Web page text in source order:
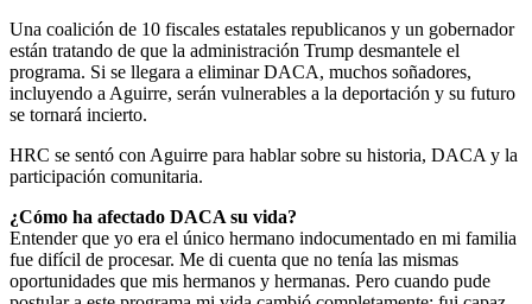
Una coalición de 10 fiscales estatales republicanos y un gobernador
están tratando de que la administración Trump desmantele el
programa. Si se llegara a eliminar DACA, muchos soñadores,
incluyendo a Aguirre, serán vulnerables a la deportación y su futuro
se tornará incierto.
HRC se sentó con Aguirre para hablar sobre su historia, DACA y la
participación comunitaria.
¿Cómo ha afectado DACA su vida?
Entender que yo era el único hermano indocumentado en mi familia
fue difícil de procesar. Me di cuenta que no tenía las mismas
oportunidades que mis hermanos y hermanas. Pero cuando pude